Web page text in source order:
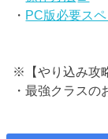
・ PC版必要ス
※【やり込み攻
・最強クラス